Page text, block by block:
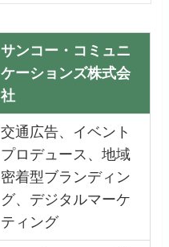
サンコー・コミュニ
ケーションズ株式会
社
交通広告、イベント
プロデュース、地域
密着型ブランディン
グ、デジタルマーケ
ティング